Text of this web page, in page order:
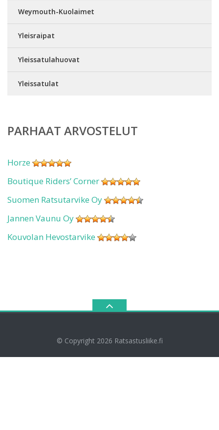
Weymouth-Kuolaimet
Yleisraipat
Yleissatulahuovat
Yleissatulat
PARHAAT ARVOSTELUT
Horze
Boutique Riders’ Corner
Suomen Ratsutarvike Oy
Jannen Vaunu Oy
Kouvolan Hevostarvike
© Copyright 2026 Ratsastusliike.fi